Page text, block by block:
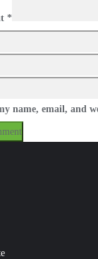
*
name, email, and